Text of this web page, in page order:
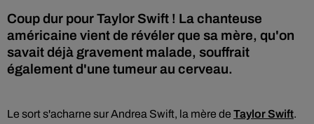
Coup dur pour Taylor Swift ! La chanteuse
américaine vient de révéler que sa mère, qu'on
savait déjà gravement malade, souffrait
également d'une tumeur au cerveau.
Le sort s'acharne surAndrea Swift, la mère de Taylor Swift.